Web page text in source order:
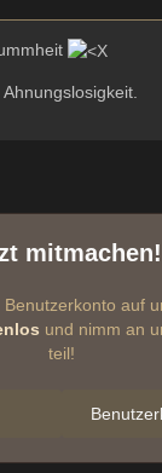
mitmachen!
auf
und nimm an
teil!